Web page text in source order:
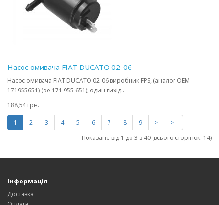
Насос омивача FIAT DUCATO 02-06
Насос омивача FIAT DUCATO 02-06 виробник FPS, (аналог OEM
171955651) (oe 171 955 651); один вихід..
188,54 грн.
1 2 3 4 5 6 7 8 9 >
>|
Показано від 1 до 3 з 40 (всього сторінок: 14)
Інформація
Доставка